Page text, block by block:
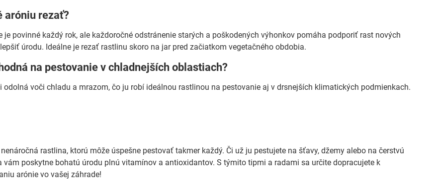
aróniu rezať?
je povinné každý rok, ale každoročné odstránenie starých a poškodených výhonkov pomáha podporiť rast nových
úrodu. Ideálne je rezať rastlinu skoro na jar pred začiatkom vegetačného obdobia.
na pestovanie v chladnejších oblastiach?
odolná voči chladu a mrazom, čo ju robí ideálnou rastlinou na pestovanie aj v drsnejších klimatických podmienkach.
rastlina, ktorú môže úspešne pestovať takmer každý. Či už ju pestujete na šťavy, džemy alebo na čerstvú
vám poskytne bohatú úrodu plnú vitamínov a antioxidantov. S týmito tipmi a radami sa určite dopracujete k
arónie vo vašej záhrade!